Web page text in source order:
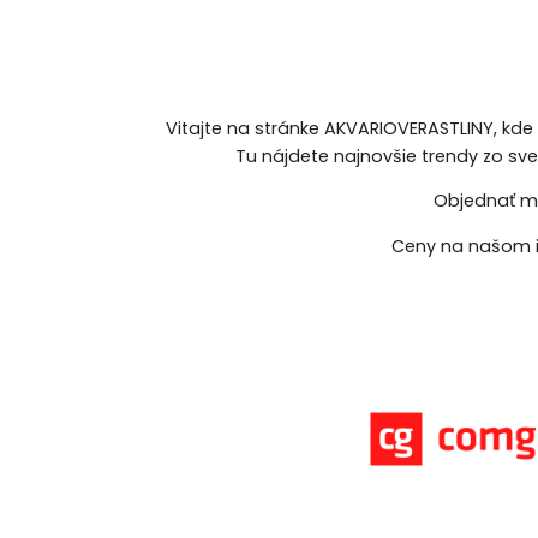
Vitajte na stránke AKVARIOVERASTLINY,
Tu nájdete najnovšie trendy zo
Objednať
Ceny na